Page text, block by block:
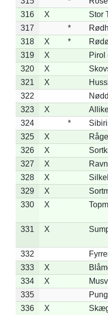
316
X
Stor
317
*
318
X *
319
X
Pirol
320
X
321
X
322
323
X
324
*
325
X
326
X
327
X
328
X
329
X
330
X
331 X
332
333
X
334
X
335
336
X